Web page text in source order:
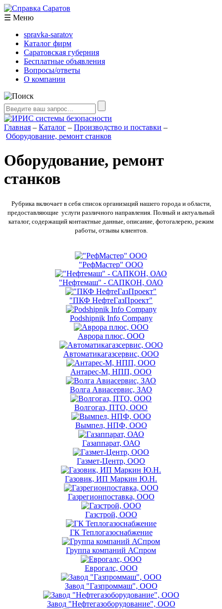
☰ Меню
spravka-saratov
Каталог фирм
Саратовская губерния
Бесплатные объявления
Вопросы/ответы
О компании
Главная – Каталог – Производство и поставки –
Оборудование, ремонт станков
Оборудование, ремонт
станков
Рубрика включает в себя список организаций нашего города и области,
предоставляющие услуги различного направления. Полный и актуальный
каталог, содержащий контактные данные, описание, фотогалерею, режим
работы, отзывы клиентов.
"РефМастер" ООО
"Нефтемаш" - САПКОН, ОАО
"ПКФ НефтеГазПроект"
Podshipnik Info Company
Аврора плюс, ООО
Автоматикагазсервис, ООО
Антарес-М, НПП, ООО
Волга Авиасервис, ЗАО
Волгогаз, ПТО, ООО
Вымпел, НПФ, ООО
Газаппарат, ОАО
Газмет-Центр, ООО
Газовик, ИП Маркин Ю.Н.
Газрегионпоставка, ООО
Газстрой, ООО
ГК Теплогазоснабжение
Группа компаний АСпром
Еврогалс, ООО
Завод "Газпроммаш", ООО
Завод "Нефтегазоборудование", ООО